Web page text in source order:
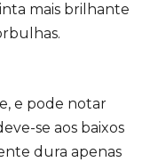
mais brilhante
e pode notar
se aos baixos
dura apenas